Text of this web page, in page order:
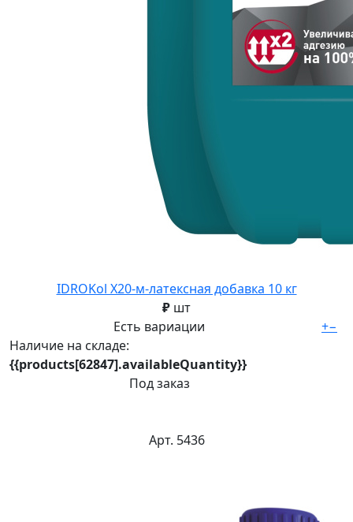
IDROKol X20-м-латексная добавка 10 кг
₽ шт
Есть вариации
Наличие на складе:
{{products[62847].availableQuantity}}
Под заказ
+−
Арт. 5436